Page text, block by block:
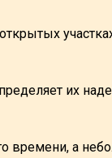
их
а